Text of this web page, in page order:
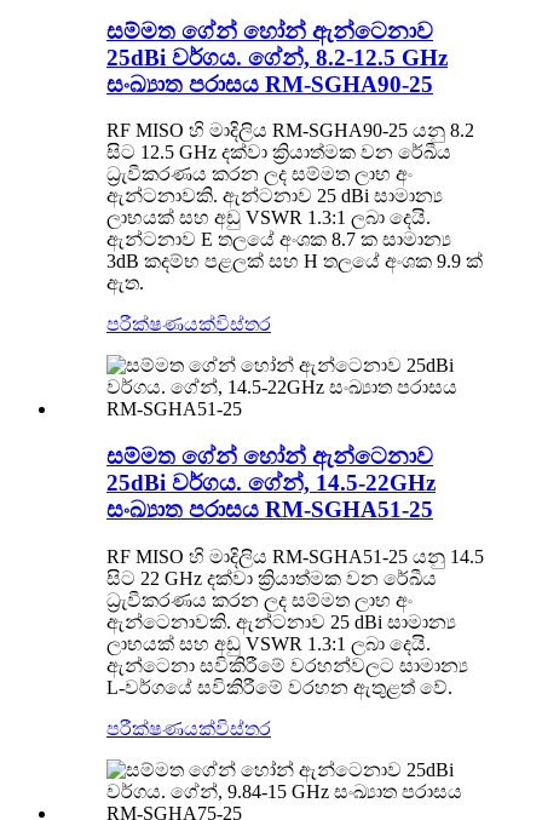
සම්මත ගේන් හෝන් ඇන්ටෙනාව
25dBi වර්ගය. ගේන්, 8.2-12.5 GHz
සංඛ්‍යාත පරාසය RM-SGHA90-25
RF MISO හි මාදිලිය RM-SGHA90-25 යනු 8.2
සිට 12.5 GHz දක්වා ක්‍රියාත්මක වන රේඛීය
ධ්‍රැවීකරණය කරන ලද සම්මත ලාභ අං
ඇන්ටනාවකි. ඇන්ටනාව 25 dBi සාමාන්‍ය
ලාභයක් සහ අඩු VSWR 1.3:1 ලබා දෙයි.
ඇන්ටනාව E තලයේ අංශක 8.7 ක සාමාන්‍ය
3dB කදම්භ පළලක් සහ H තලයේ අංශක 9.9 ක්
ඇත.
පරීක්ෂණයක්විස්තර
සම්මත ගේන් හෝන් ඇන්ටෙනාව
25dBi වර්ගය. ගේන්, 14.5-22GHz
සංඛ්‍යාත පරාසය RM-SGHA51-25
RF MISO හි මාදිලිය RM-SGHA51-25 යනු 14.5
සිට 22 GHz දක්වා ක්‍රියාත්මක වන රේඛීය
ධ්‍රැවීකරණය කරන ලද සම්මත ලාභ අං
ඇන්ටෙනාවකි. ඇන්ටනාව 25 dBi සාමාන්‍ය
ලාභයක් සහ අඩු VSWR 1.3:1 ලබා දෙයි.
ඇන්ටෙනා සවිකිරීමේ වරහන්වලට සාමාන්‍ය
L-වර්ගයේ සවිකිරීමේ වරහන ඇතුළත් වේ.
පරීක්ෂණයක්විස්තර